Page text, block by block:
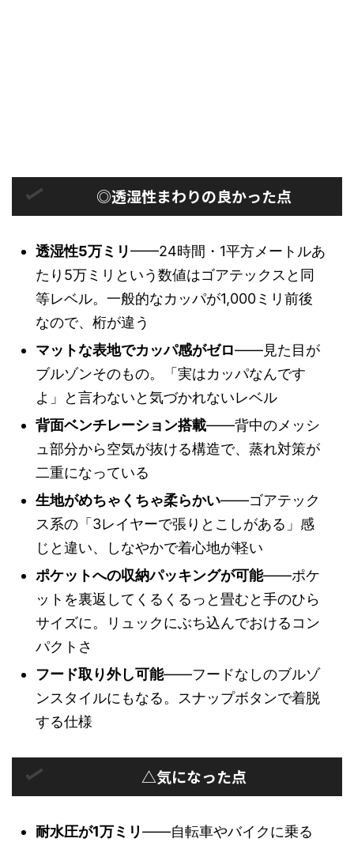
◎透湿性まわりの良かった点
透湿性5万ミリ——24時間・1平方メートルあ
たり5万ミリという数値はゴアテックスと同
等レベル。一般的なカッパが1,000ミリ前後
なので、桁が違う
マットな表地でカッパ感がゼロ——見た目が
ブルゾンそのもの。「実はカッパなんです
よ」と言わないと気づかれないレベル
背面ベンチレーション搭載——背中のメッシ
ュ部分から空気が抜ける構造で、蒸れ対策が
二重になっている
生地がめちゃくちゃ柔らかい——ゴアテック
ス系の「3レイヤーで張りとこしがある」感
じと違い、しなやかで着心地が軽い
ポケットへの収納パッキングが可能——ポケ
ットを裏返してくるくるっと畳むと手のひら
サイズに。リュックにぶち込んでおけるコン
パクトさ
フード取り外し可能——フードなしのブルゾ
ンスタイルにもなる。スナップボタンで着脱
する仕様
△気になった点
耐水圧が1万ミリ——自転車やバイクに乗る